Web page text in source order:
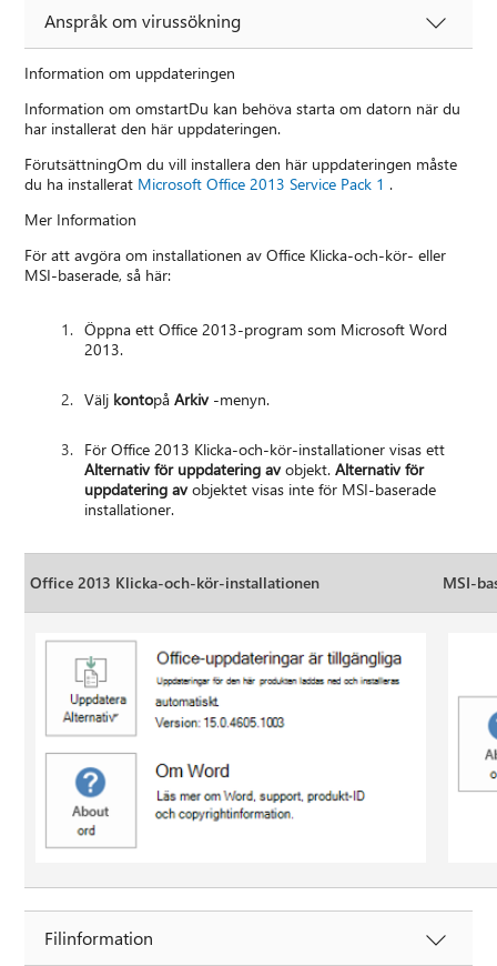
Anspråk om virussökning
Information om uppdateringen
Information om omstartDu kan behöva starta om datorn när du
har installerat den här uppdateringen.
FörutsättningOm du vill installera den här uppdateringen måste
du ha installerat Microsoft Office 2013 Service Pack 1 .
Mer Information
För att avgöra om installationen av Office Klicka-och-kör- eller
MSI-baserade, så här:
Öppna ett Office 2013-program som Microsoft Word
2013.
Välj kontopåArkiv -menyn.
För Office 2013 Klicka-och-kör-installationer visas ett
Alternativ för uppdatering avobjekt.Alternativ för
uppdatering avobjektet visas inte för MSI-baserade
installationer.
Office 2013 Klicka-och-kör-installationen MSI-
Filinformation